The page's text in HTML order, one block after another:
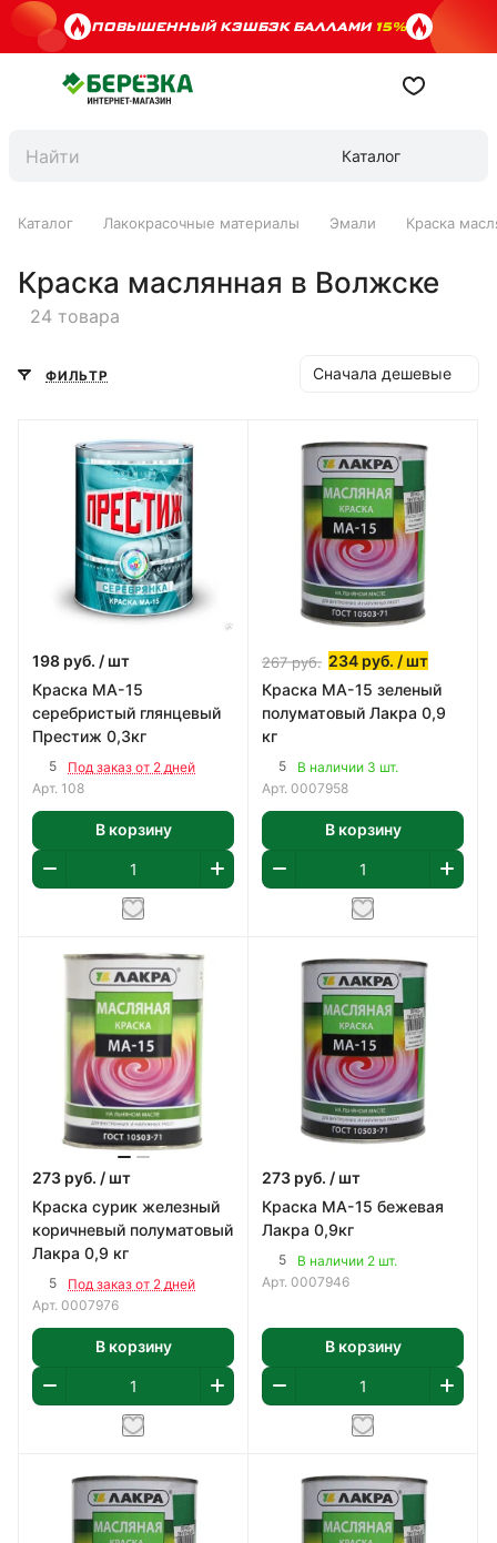
ПОВЫШЕННЫЙ КЭШБЭК БАЛЛАМИ15%
Каталог
Каталог Лакокрасочные материалы Эмали Краска
Краска маслянная в Волжске
24 товара
ФИЛЬТР Сначала дешевые
198 руб. / шт
Краска МА-15
серебристый глянцевый
Престиж 0,3кг
5
Под заказ от 2 дней
Арт. 108
В корзину
267руб. 234 руб. / шт
Краска МА-15 зеленый
полуматовый Лакра 0,9
кг
5
В наличии 3 шт.
Арт. 0007958
В корзину
273 руб. / шт
Краска сурик железный
коричневый полуматовый
Лакра 0,9 кг
5
Под заказ от 2 дней
Арт. 0007976
В корзину
273 руб. / шт
Краска МА-15 бежевая
Лакра 0,9кг
5
В наличии 2 шт.
Арт. 0007946
В корзину